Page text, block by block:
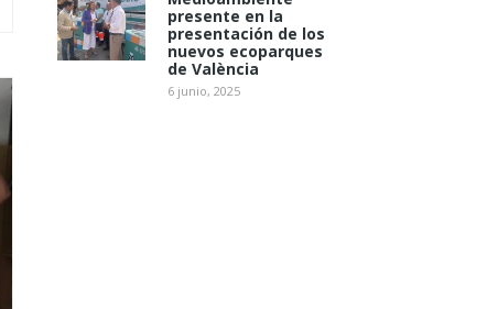
presente en la
presentación de los
nuevos ecoparques
de València
6 junio, 2025